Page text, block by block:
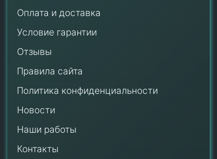
Оплата и доставка
Условие гарантии
Отзывы
Правила сайта
Политика конфиденциальности
Новости
Наши работы
Контакты